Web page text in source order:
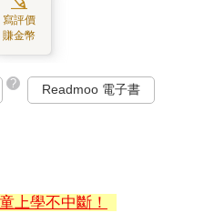
寫評價
賺金幣
? Readmoo 電子書
上學不中斷！